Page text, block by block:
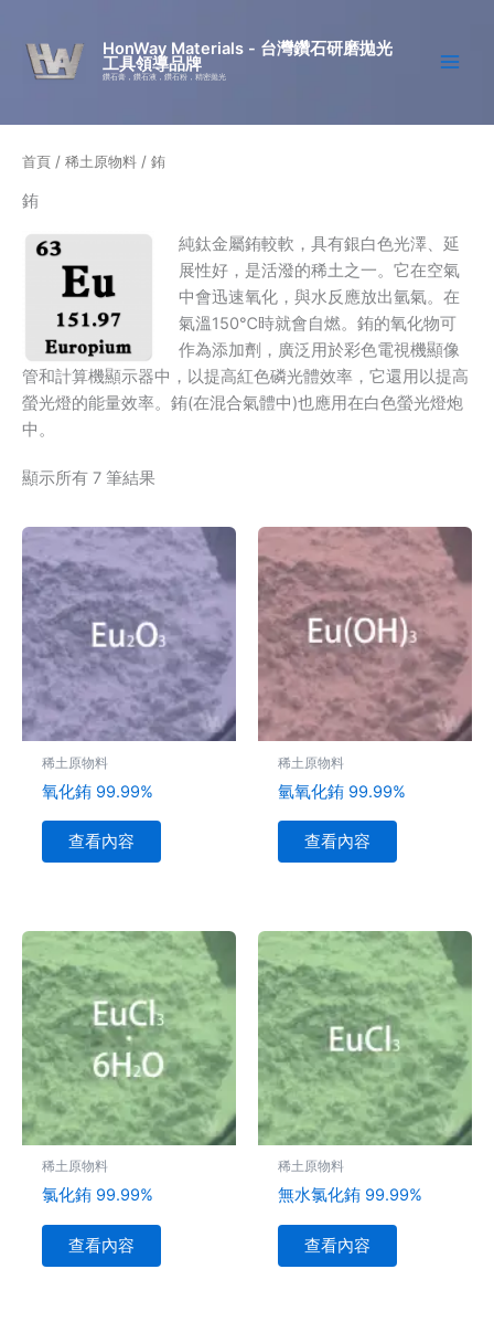
HonWay Materials - 台灣鑽石研磨拋光
工具領導品牌
鑽石膏，鑽石液，鑽石粉，精密拋光
首頁 / 稀土原物料 / 銪
銪
純鈦金屬銪較軟，具有銀白色光澤、延
展性好，是活潑的稀土之一。它在空氣
中會迅速氧化，與水反應放出氫氣。在
氣溫150℃時就會自燃。銪的氧化物可
作為添加劑，廣泛用於彩色電視機顯像
管和計算機顯示器中，以提高紅色磷光體效率，它還用以提高
螢光燈的能量效率。銪(在混合氣體中)也應用在白色螢光燈炮
中。
顯示所有 7 筆結果
稀土原物料
氧化銪 99.99%
查看內容
稀土原物料
氫氧化銪 99.99%
查看內容
稀土原物料
氯化銪 99.99%
查看內容
稀土原物料
無水氯化銪 99.99%
查看內容